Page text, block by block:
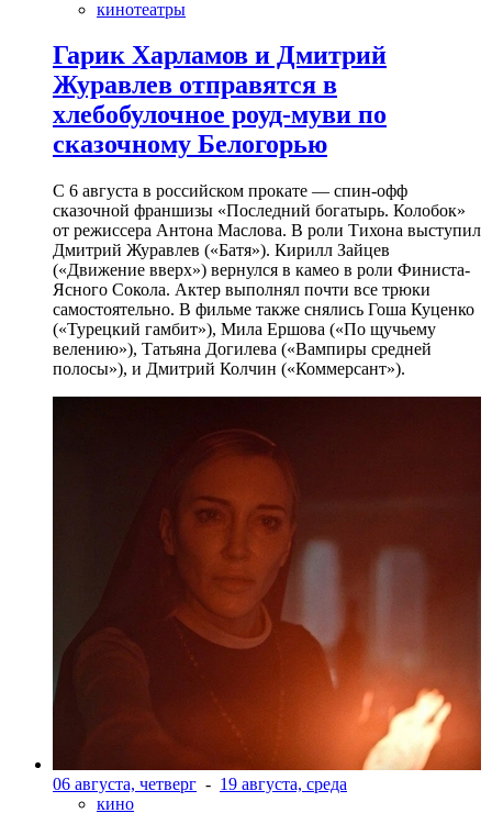
кинотеатры
Гарик Харламов и Дмитрий
Журавлев отправятся в
хлебобулочное роуд-муви по
сказочному Белогорью
С 6 августа в российском прокате — спин-офф
сказочной франшизы «Последний богатырь. Колобок»
от режиссера Антона Маслова. В роли Тихона выступил
Дмитрий Журавлев («Батя»). Кирилл Зайцев
(«Движение вверх») вернулся в камео в роли Финиста-
Ясного Сокола. Актер выполнял почти все трюки
самостоятельно. В фильме также снялись Гоша Куценко
(«Турецкий гамбит»), Мила Ершова («По щучьему
велению»), Татьяна Догилева («Вампиры средней
полосы»), и Дмитрий Колчин («Коммерсант»).
06 августа, четверг - 19 августа, среда
кино